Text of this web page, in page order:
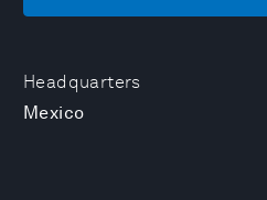
Headquarters
Mexico